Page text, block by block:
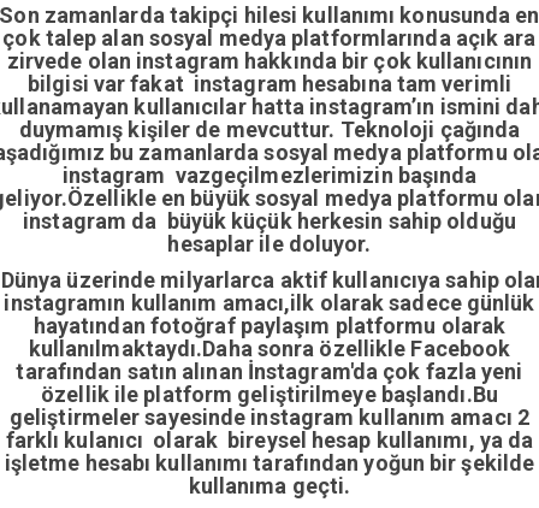
Son zamanlarda takipçi hilesi kullanımı konusunda en
çok talep alan sosyal medya platformlarında açık ara
zirvede olan instagram hakkında bir çok kullanıcının
bilgisi var fakat instagram hesabına tam verimli
kullanıcılar hatta instagram’ın ismini
duymamış kişiler de mevcuttur. Teknoloji çağında
bu zamanlarda sosyal medya platformu
instagram vazgeçilmezlerimizin başında
en büyük sosyal medya platformu
instagram da büyük küçük herkesin sahip olduğu
hesaplar ile doluyor.
üzerinde milyarlarca aktif kullanıcıya sahip
instagramın kullanım amacı,ilk olarak sadece günlük
hayatından fotoğraf paylaşım platformu olarak
kullanılmaktaydı.Daha sonra özellikle Facebook
tarafından satın alınan İnstagram'da çok fazla yeni
özellik ile platform geliştirilmeye başlandı.Bu
geliştirmeler sayesinde instagram kullanım amacı 2
farklı kulanıcı olarak bireysel hesap kullanımı, ya da
işletme hesabı kullanımı tarafından yoğun bir şekilde
kullanıma geçti.